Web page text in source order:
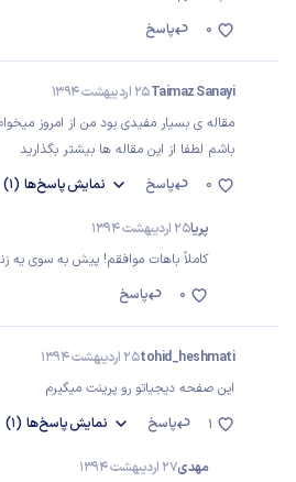
پاسخ
0
Taimaz Sanayi25 اردیبهشت 1394
مقاله ی بسیار مفیدی بود من از امروز
باشم لطفا از این مقاله ها بیشتر بگذارید
پاسخ
نمایشپاسخ‌ها (1) 0
پریا25 اردیبهشت 1394
کاملاً باهات موافقم! پیش به سوی یه
پاسخ
0
tohid_heshmati25 اردیبهشت 1394
این صفحه دیجیاتو رو پرینت میگیرم
پاسخ
نمایشپاسخ‌ها (1) 1
مهدی27 اردیبهشت 1394